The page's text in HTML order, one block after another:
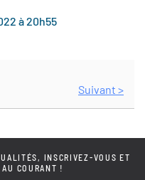
à 20h55
Suivant >
INSCRIVEZ-VOUS ET
COURANT !